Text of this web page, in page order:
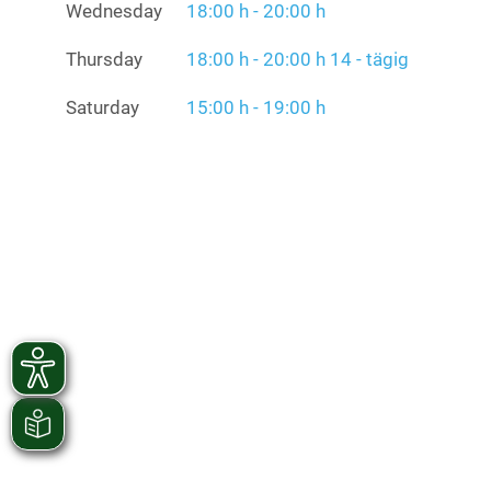
Wednesday 18:00 h - 20:00 h
Thursday 18:00 h - 20:00 h 14 - tägig
Saturday 15:00 h - 19:00 h